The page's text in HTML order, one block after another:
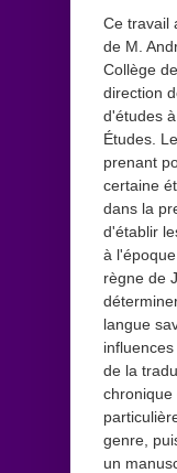
Ce travail
de M.
Collège
direction
d'études
Études.
prenant
certaine
dans la
d'établir
à
règne de
langue
de la
chronique
genre,
un